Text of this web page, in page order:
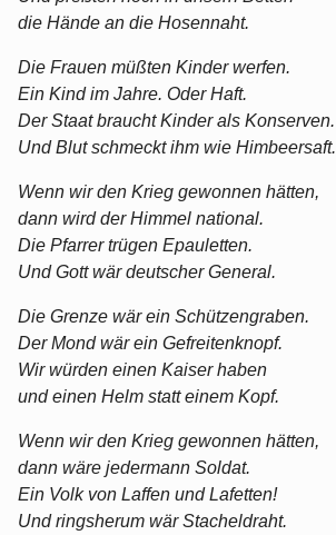
die Hände an die Hosennaht.
Die Frauen müßten Kinder werfen.
Ein Kind im Jahre. Oder Haft.
Der Staat braucht Kinder als Konserven.
Und Blut schmeckt ihm wie Himbeersaft.
Wenn wir den Krieg gewonnen hätten,
dann wird der Himmel national.
Die Pfarrer trügen Epauletten.
Und Gott wär deutscher General.
Die Grenze wär ein Schützengraben.
Der Mond wär ein Gefreitenknopf.
Wir würden einen Kaiser haben
und einen Helm statt einem Kopf.
Wenn wir den Krieg gewonnen hätten,
dann wäre jedermann Soldat.
Ein Volk von Laffen und Lafetten!
Und ringsherum wär Stacheldraht.